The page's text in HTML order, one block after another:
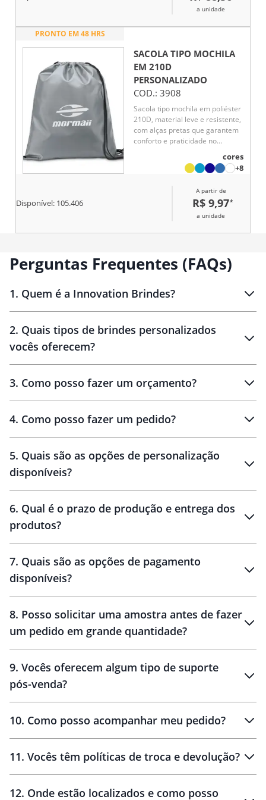
antifurto e alças com espuma
a unidade
PRONTO EM 48 HRS
SACOLA TIPO MOCHILA
EM 210D
PERSONALIZADO
COD.: 3908
Sacola tipo mochila em poliéster
210D, material leve e resistente,
com alças pretas que garantem
conforto e praticidade no
diversas cores vibrantes, é
perfeita como brinde
durabilidade e excelente área
para personalização da marca.
cores
+8
Disponível: 105.406
A partir de
R$ 9,97*
a unidade
Perguntas Frequentes (FAQs)
1. Quem é a Innovation Brindes?
Brindes personalizados
2. Quais tipos de brindes personalizados
vocês oferecem?
personalizados
3. Como posso fazer um orçamento?
brinde
personalização
4. Como posso fazer um pedido?
amostra virtual
5. Quais são as opções de personalização
disponíveis?
6. Qual é o prazo de produção e entrega dos
produtos?
10 dias
brinde
48 horas
7. Quais são as opções de pagamento
disponíveis?
8. Posso solicitar uma amostra antes de fazer
um pedido em grande quantidade?
amostras
9. Vocês oferecem algum tipo de suporte
pós-venda?
10. Como posso acompanhar meu pedido?
11. Vocês têm políticas de troca e devolução?
12. Onde estão localizados e como posso